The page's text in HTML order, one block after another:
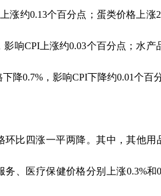
上涨约0.13个百分点；蛋类价格上涨
影响CPI上涨约0.03个百分点；水产
下降0.7% ，影响CPI下降约0.01个百
比四涨一平两降。其中，其他用
务、医疗保健价格分别上涨0.3%和